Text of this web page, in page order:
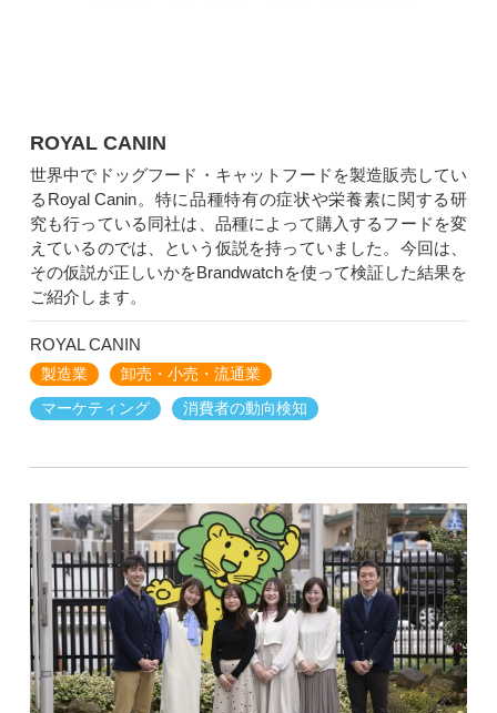
ROYAL CANIN
世界中でドッグフード・キャットフードを製造販売してい
るRoyal Canin。特に品種特有の症状や栄養素に関する研
究も行っている同社は、品種によって購入するフードを変
えているのでは、という仮説を持っていました。今回は、
その仮説が正しいかをBrandwatchを使って検証した結果を
ご紹介します。
ROYAL CANIN
製造業
卸売・小売・流通業
マーケティング
消費者の動向検知